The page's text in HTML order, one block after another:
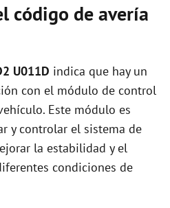
código de avería
U011D indica que hay un
con el módulo de control
Este módulo es
y controlar el sistema de
la estabilidad y el
condiciones de